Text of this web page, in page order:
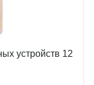
устройств 12